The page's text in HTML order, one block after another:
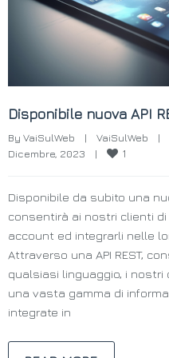
Disponibile nuova API
By VaiSulWeb | VaiSulWeb |
Dicembre, 2023 | 1
Disponibile da subito una
consentirà ai nostri clienti
account ed integrarli nelle
Attraverso una API REST,
qualsiasi linguaggio, i
una vasta gamma di
integrate in